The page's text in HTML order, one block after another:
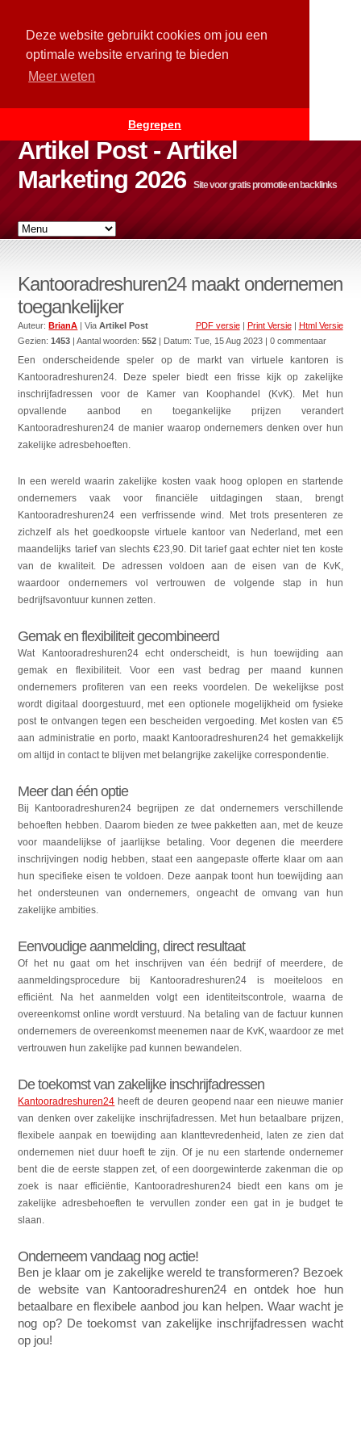
Deze website gebruikt cookies om jou een
optimale website ervaring te bieden
Meer weten
Begrepen
Artikel Post - Artikel
Marketing 2026
Site voor gratis promotie en backlinks
Kantooradreshuren24 maakt ondernemen
toegankelijker
PDF versie| Print Versie| Html Versie
Auteur:BrianA | ViaArtikel Post
Gezien:1453 | Aantal woorden:552 | Datum:Tue, 15 Aug 2023 | 0 commentaar
Een onderscheidende speler op de markt van virtuele kantoren is
Kantooradreshuren24. Deze speler biedt een frisse kijk op zakelijke
inschrijfadressen voor de Kamer van Koophandel (KvK). Met hun
opvallende aanbod en toegankelijke prijzen verandert
Kantooradreshuren24 de manier waarop ondernemers denken over hun
zakelijke adresbehoeften.
In een wereld waarin zakelijke kosten vaak hoog oplopen en startende
ondernemers vaak voor financiële uitdagingen staan, brengt
Kantooradreshuren24 een verfrissende wind. Met trots presenteren ze
zichzelf als het goedkoopste virtuele kantoor van Nederland, met een
maandelijks tarief van slechts €23,90. Dit tarief gaat echter niet ten koste
van de kwaliteit. De adressen voldoen aan de eisen van de KvK,
waardoor ondernemers vol vertrouwen de volgende stap in hun
bedrijfsavontuur kunnen zetten.
Gemak en flexibiliteit gecombineerd
Wat Kantooradreshuren24 echt onderscheidt, is hun toewijding aan
gemak en flexibiliteit. Voor een vast bedrag per maand kunnen
ondernemers profiteren van een reeks voordelen. De wekelijkse post
wordt digitaal doorgestuurd, met een optionele mogelijkheid om fysieke
post te ontvangen tegen een bescheiden vergoeding. Met kosten van €5
aan administratie en porto, maakt Kantooradreshuren24 het gemakkelijk
om altijd in contact te blijven met belangrijke zakelijke correspondentie.
Meer dan één optie
Bij Kantooradreshuren24 begrijpen ze dat ondernemers verschillende
behoeften hebben. Daarom bieden ze twee pakketten aan, met de keuze
voor maandelijkse of jaarlijkse betaling. Voor degenen die meerdere
inschrijvingen nodig hebben, staat een aangepaste offerte klaar om aan
hun specifieke eisen te voldoen. Deze aanpak toont hun toewijding aan
het ondersteunen van ondernemers, ongeacht de omvang van hun
zakelijke ambities.
Eenvoudige aanmelding, direct resultaat
Of het nu gaat om het inschrijven van één bedrijf of meerdere, de
aanmeldingsprocedure bij Kantooradreshuren24 is moeiteloos en
efficiënt. Na het aanmelden volgt een identiteitscontrole, waarna de
overeenkomst online wordt verstuurd. Na betaling van de factuur kunnen
ondernemers de overeenkomst meenemen naar de KvK, waardoor ze met
vertrouwen hun zakelijke pad kunnen bewandelen.
De toekomst van zakelijke inschrijfadressen
Kantooradreshuren24 heeft de deuren geopend naar een nieuwe manier
van denken over zakelijke inschrijfadressen. Met hun betaalbare prijzen,
flexibele aanpak en toewijding aan klanttevredenheid, laten ze zien dat
ondernemen niet duur hoeft te zijn. Of je nu een startende ondernemer
bent die de eerste stappen zet, of een doorgewinterde zakenman die op
zoek is naar efficiëntie, Kantooradreshuren24 biedt een kans om je
zakelijke adresbehoeften te vervullen zonder een gat in je budget te
slaan.
Onderneem vandaag nog actie!
Ben je klaar om je zakelijke wereld te transformeren? Bezoek
de website van Kantooradreshuren24 en ontdek hoe hun
betaalbare en flexibele aanbod jou kan helpen. Waar wacht je
nog op? De toekomst van zakelijke inschrijfadressen wacht
op jou!